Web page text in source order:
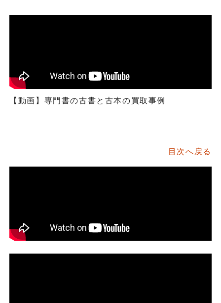
【動画】専門書の古書と古本の買取事例
目次へ戻る